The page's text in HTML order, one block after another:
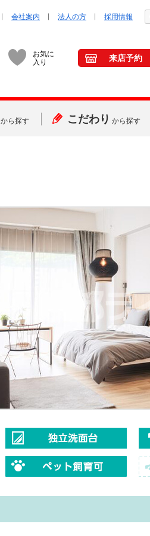
会社案内 法人の方 採用情報
お気に
入り
来店予約
から探す こだわり から探す